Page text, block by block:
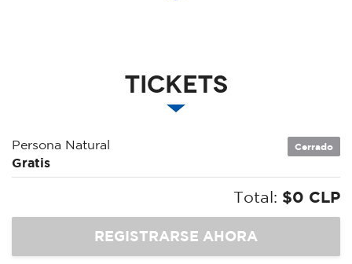
Tickets
Persona Natural
Gratis
Cerrado
Total: $0 CLP